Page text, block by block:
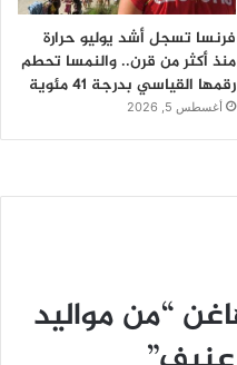
فرنسا تسجل أشد يوليو حرارة
منذ أكثر من قرن.. والنمسا تحطم
رقمها القياسي بدرجة 41 مئوية
أغسطس 5, 2026